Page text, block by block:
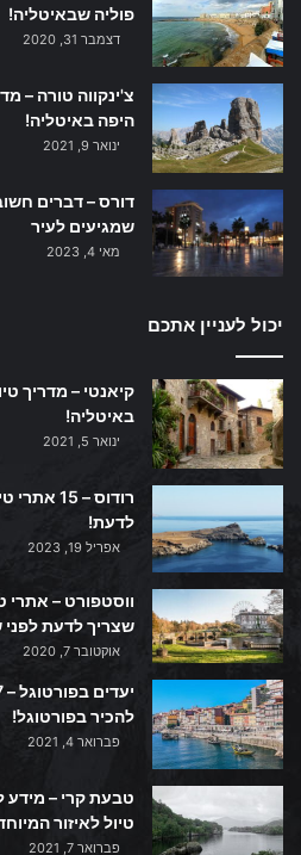
פוליה שבאיטליה!
דצמבר 31, 2020
צ'ינקווה טורה –
היפה באיטליה!
ינואר 9, 2021
דורס – דברים
שמגיעים לעיר
מאי 4, 2023
יכול לעניין אתכם
קיאנטי – מדריך
באיטליה!
ינואר 5, 2021
רודוס –
לדעת!
אפריל 19, 2023
ווסטפורט – אתרי
שצריך לדעת
אוקטובר 7, 2020
להכיר בפורטוגל!
פברואר 4, 2021
טבעת קרי – מידע
טיול לאיזור
פברואר 7, 2021